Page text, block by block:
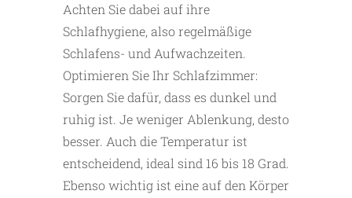
Achten Sie dabei auf ihre
Schlafhygiene, also regelmäßige
Schlafens- und Aufwachzeiten.
Optimieren Sie Ihr Schlafzimmer:
Sorgen Sie dafür, dass es dunkel und
ruhig ist. Je weniger Ablenkung, desto
besser. Auch die Temperatur ist
entscheidend, ideal sind 16 bis 18 Grad.
Ebenso wichtig ist eine auf den Körper